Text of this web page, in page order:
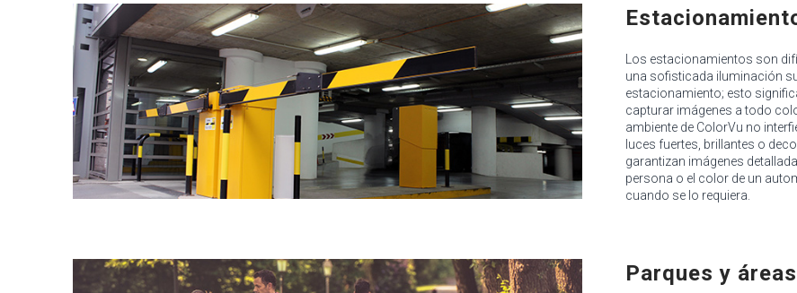
Los estacionamientos son
una sofisticada iluminación
estacionamiento; esto
capturar imágenes a todo
ambiente de ColorVu no
luces fuertes, brillantes o
garantizan imágenes
persona o el color de un
cuando se lo requiera.
Parques y